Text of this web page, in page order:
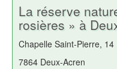
La réserve
rosières » à
Chapelle Saint-Pierre, 14
7864 Deux-Acren